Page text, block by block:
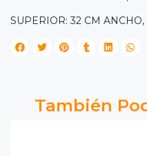
SUPERIOR: 32 CM
También